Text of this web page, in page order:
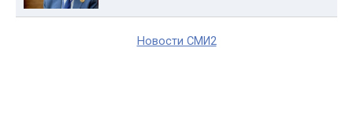
Новости СМИ2